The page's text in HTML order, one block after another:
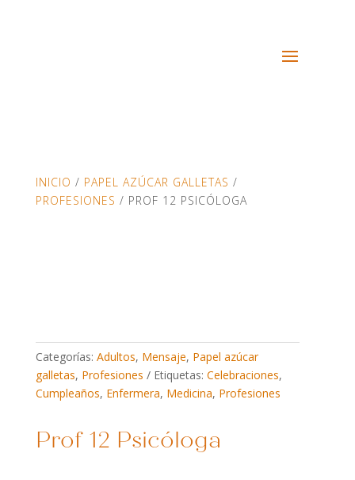
INICIO / PAPEL AZÚCAR GALLETAS /
PROFESIONES / PROF 12 PSICÓLOGA
Categorías: Adultos, Mensaje, Papel azúcar
galletas, Profesiones Etiquetas: Celebraciones,
Cumpleaños, Enfermera, Medicina, Profesiones
Prof 12 Psicóloga